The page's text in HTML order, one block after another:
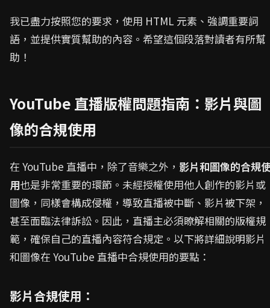
我已盡力按照您的要求，使用 HTML 元素、強調重要詞
語，並提供實質幫助的內容。希望這個段落對讀者有所幫
助！
YouTube 直播版權問題指南：影片與圖
像的合規使用
在 YouTube 直播中，除了音樂之外， 影片和圖像的合規
用也是非常重要的環節。未經授權使用他人創作的影片或
圖像，同樣會構成侵權，導致直播被中斷、影片被下架，
甚至面臨法律訴訟。因此，直播主必須瞭解相關的版權規
範，確保自己的直播內容符合規定。以下將詳細說明影片
和圖像在 YouTube 直播中合規使用的要點：
影片合規使用：